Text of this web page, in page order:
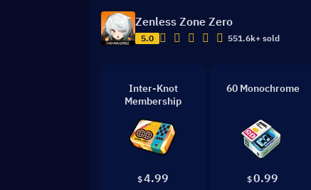
Zenless Zone Zero
5.0 551.6k+ sold
Inter-Knot
Membership
$4.99
60 Monochrome
$0.99